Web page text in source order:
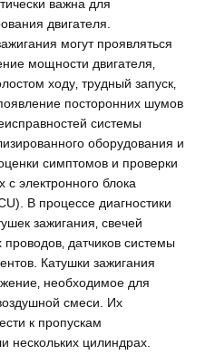
важна для
двигателя.
могут проявляться
мощности двигателя‚
ходу‚ трудный запуск‚
посторонних шумов
системы
оборудования и
симптомов и проверки
с электронного блока
В процессе диагностики
зажигания‚ свечей
датчиков системы
Катушки зажигания
необходимое для
смеси. Их
к пропускам
нескольких цилиндрах.